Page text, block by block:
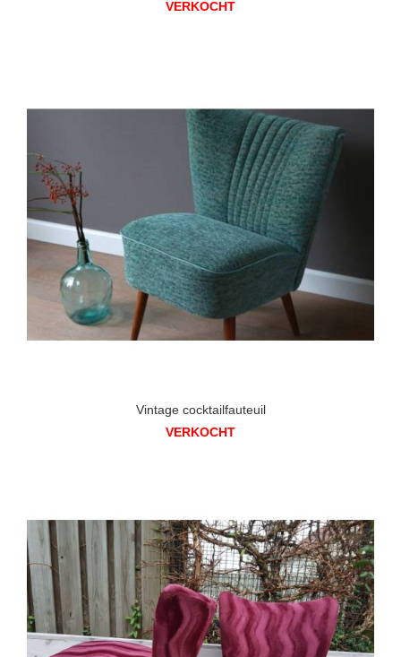
VERKOCHT
Vintage cocktailfauteuil
VERKOCHT